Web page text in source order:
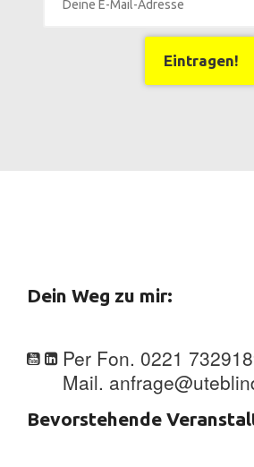
Eintragen!
Dein Weg zu mir:
Per Fon. 0221
Mail.
Bevorstehende